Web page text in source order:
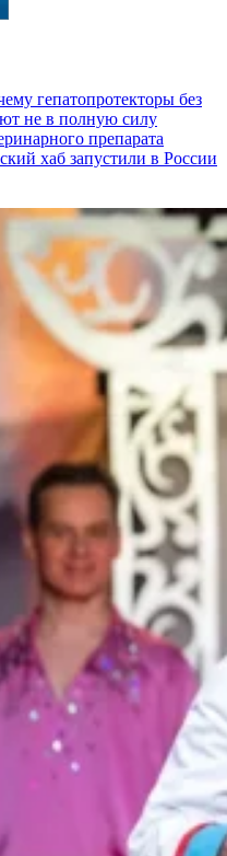
гепатопротекторы без
не в полную силу
препарата
хаб запустили в России